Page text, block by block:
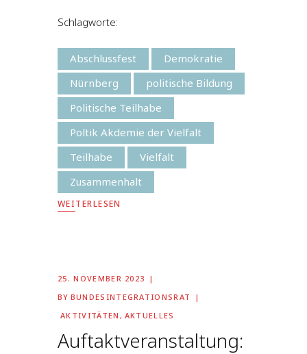
Schlagworte:
Abschlussfest
Demokratie
Nürnberg
politische Bildung
Politische Teilhabe
Poltik Akdemie der Vielfalt
Teilhabe
Vielfalt
Zusammenhalt
WEITERLESEN
25. NOVEMBER 2023
BY BUNDESINTEGRATIONSRAT
AKTIVITÄTEN , AKTUELLES
Auftaktveranstaltung: